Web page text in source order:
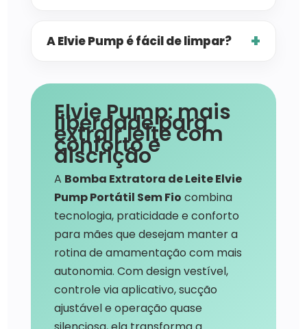
A Elvie Pump é fácil de limpar?
Elvie Pump: mais
liberdade para
extrair leite com
conforto e
discrição
A Bomba Extratora de Leite Elvie
Pump Portátil Sem Fio combina
tecnologia, praticidade e conforto
para mães que desejam manter a
rotina de amamentação com mais
autonomia. Com design vestível,
controle via aplicativo, sucção
ajustável e operação quase